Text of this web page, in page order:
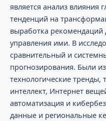
является анализ влияния
тенденций на
выработка рекомендаций
управления ими. В
сравнительный и
прогнозирования. Были
технологические тренды,
интеллект, Интернет
автоматизация и
данные и региональные